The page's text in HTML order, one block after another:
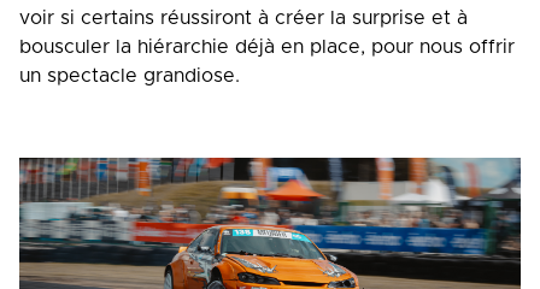
voir si certains réussiront à créer la surprise et à
bousculer la hiérarchie déjà en place, pour nous offrir
un spectacle grandiose.